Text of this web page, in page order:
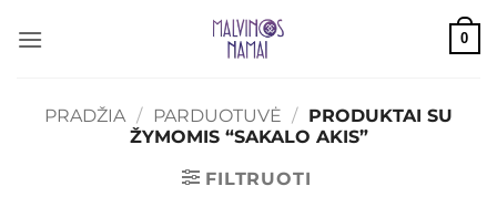
0
PRADŽIA / PARDUOTUVĖ / PRODUKTAI SU
ŽYMOMIS “SAKALO AKIS”
FILTRUOTI